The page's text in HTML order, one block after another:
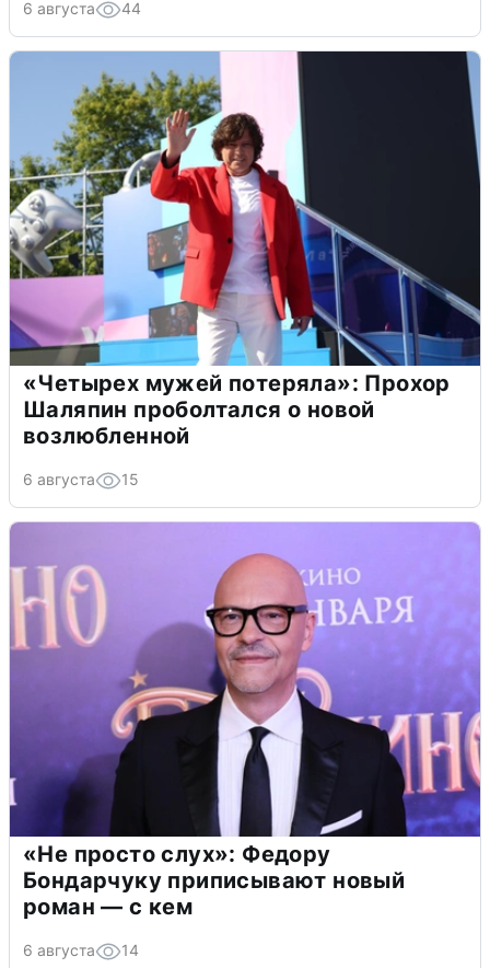
6 августа 44
«Четырех мужей потеряла»: Прохор
Шаляпин проболтался о новой
возлюбленной
6 августа 15
«Не просто слух»: Федору
Бондарчуку приписывают новый
роман — с кем
6 августа 14